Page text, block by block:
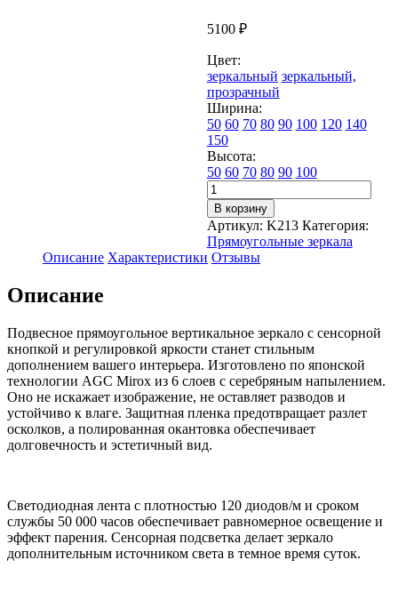
5100 ₽
Цвет:
зеркальный зеркальный,
прозрачный
Ширина:
50 60 70 80 90 100 120 140
150
Высота:
50 60 70 80 90 100
Количество
товара
Зеркало
настенное
для
ванной
с
тёплой
подсветкой
3000
К
с
сенсорной
кнопкой
В корзину
Артикул: K213 Категория:
Прямоугольные зеркала
Описание Характеристики Отзывы
Описание
Подвесное прямоугольное вертикальное зеркало с сенсорной
кнопкой и регулировкой яркости станет стильным
дополнением вашего интерьера. Изготовлено по японской
технологии AGC Mirox из 6 слоев с серебряным напылением.
Оно не искажает изображение, не оставляет разводов и
устойчиво к влаге. Защитная пленка предотвращает разлет
осколков, а полированная окантовка обеспечивает
долговечность и эстетичный вид.
Светодиодная лента с плотностью 120 диодов/м и сроком
службы 50 000 часов обеспечивает равномерное освещение и
эффект парения. Сенсорная подсветка делает зеркало
дополнительным источником света в темное время суток.